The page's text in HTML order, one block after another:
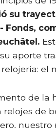
su
Fonds,
aporte
el
de la
relojes de
nuestro